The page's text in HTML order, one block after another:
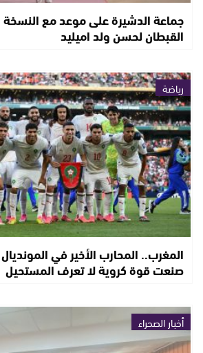
جماعة الدشيرة على موعد مع النسخة
القبطان لحسن ولد اميليد
رياضة
المغرب.. المحارب الأخير في
صنعت قوة كروية لا تعرف المستحيل
أخبار الصحراء